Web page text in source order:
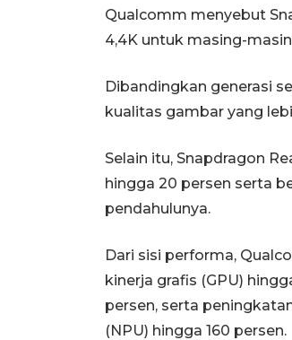
Qualcomm menyebut
4,4K untuk masing-
Dibandingkan generasi
kualitas gambar yang
Selain itu, Snapdragon
hingga 20 persen serta
pendahulunya.
Dari sisi performa,
kinerja grafis (GPU)
persen, serta
(NPU) hingga 160 persen.